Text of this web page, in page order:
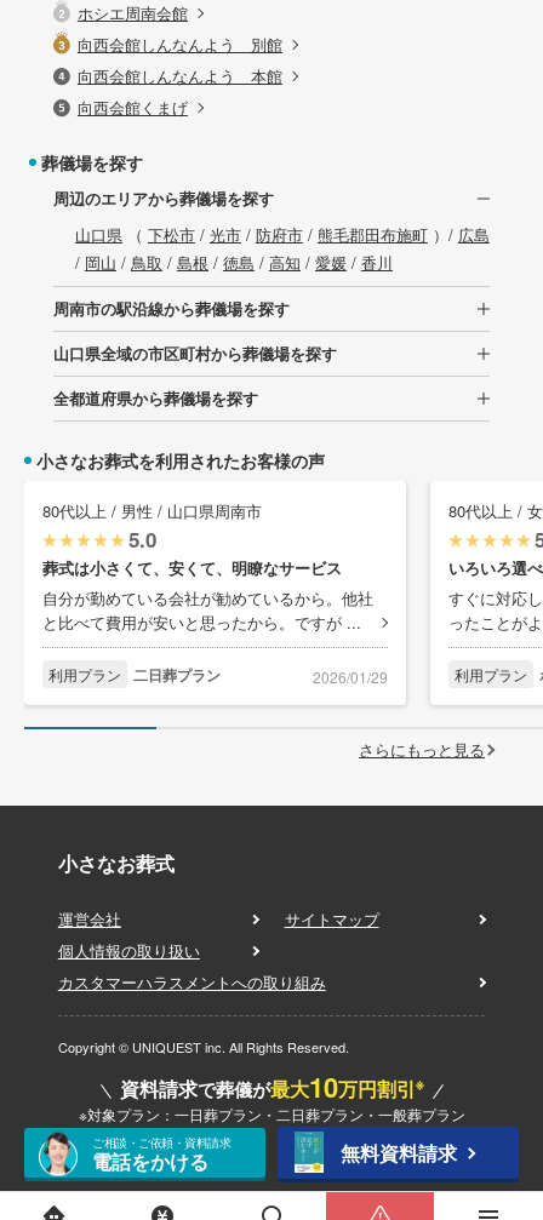
ホシエ周南会館
向西会館しんなんよう 別館
向西会館しんなんよう 本館
向西会館くまげ
葬儀場を探す
周辺のエリアから葬儀場を探す
山口県（ 下松市/ 光市/ 防府市/ 熊毛郡田布施町）/ 広島
/ 岡山 / 鳥取 / 島根 / 徳島 / 高知 / 愛媛/ 香川
周南市の駅沿線から葬儀場を探す
山口県全域の市区町村から葬儀場を探す
全都道府県から葬儀場を探す
小さなお葬式を利用されたお客様の声
80代以上 / 男性 / 山口県周南市
5.0
葬式は小さくて、安くて、明瞭なサービス
自分が勤めている会社が勧めているから。他社
と比べて費用が安いと思ったから。ですが ...
利用プラン 二日葬プラン 2026/01/29
80代以上 /
いろいろ選
すぐに対応
ったことが
利用プラン
さらにもっと見る
小さなお葬式
運営会社
サイトマップ
個人情報の取り扱い
カスタマーハラスメントへの取り組み
Copyright © UNIQUEST inc. All Rights Reserved.
資料請求で葬儀が最大10万円割引※
※対象プラン：一日葬プラン・二日葬プラン・一般葬プラン
ご相談・ご依頼・資料請求
電話をかける 無料資料請求